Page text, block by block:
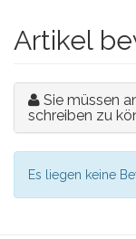
Artikel
Sie müssen
schreiben zu
Es liegen keine